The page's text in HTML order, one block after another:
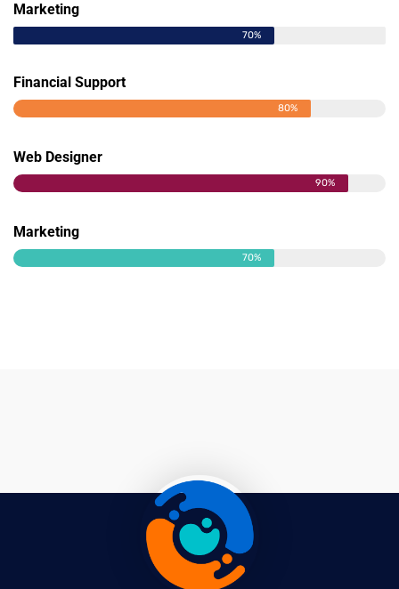
Marketing
70%
Financial Support
80%
Web Designer
90%
Marketing
70%